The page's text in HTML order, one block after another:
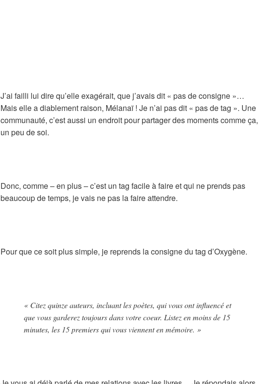
J’ai failli lui dire qu’elle exagérait, que j’avais dit « pas de consigne »…
Mais elle a diablement raison, Mélanaï ! Je n’ai pas dit « pas de tag ». Une
communauté, c’est aussi un endroit pour partager des moments comme ça,
un peu de soi.
Donc, comme – en plus – c’est un tag facile à faire et qui ne prends pas
beaucoup de temps, je vais ne pas la faire attendre.
Pour que ce soit plus simple, je reprends la consigne du tag d’Oxygène.
« Citez quinze auteurs, incluant les poètes, qui vous ont influencé et
que vous garderez toujours dans votre coeur. Listez en moins de 15
minutes, les 15 premiers qui vous viennent en mémoire. »